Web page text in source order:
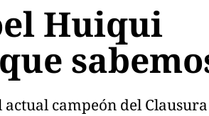
Huiqui
campeón del Clausura